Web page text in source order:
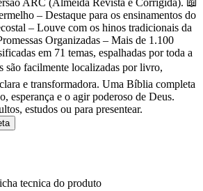
ARC (Almeida Revista e Corrigida). 📖
– Destaque para os ensinamentos do
– Louve com os hinos tradicionais da
Organizadas – Mais de 1.100
em 71 temas, espalhadas por toda a
são facilmente localizadas por livro,
e transformadora. Uma Bíblia completa
esperança e o agir poderoso de Deus.
estudos ou para presentear.
tecnica do produto